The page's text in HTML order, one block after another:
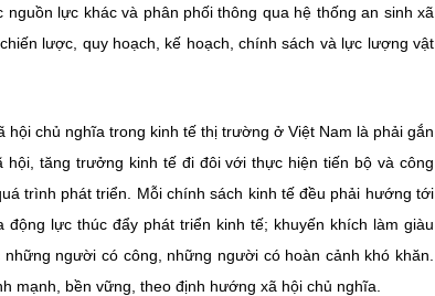
lực khác và phân phối thông qua hệ thống an sinh xã
lược, quy hoạch, kế hoạch, chính sách và lực lượng vật
chủ nghĩa trong kinh tế thị trường ở Việt Nam là phải gắn
tăng trưởng kinh tế đi đôi với thực hiện tiến bộ và công
trình phát triển. Mỗi chính sách kinh tế đều phải hướng tới
lực thúc đẩy phát triển kinh tế; khuyến khích làm giàu
người có công, những người có hoàn cảnh khó khăn.
mạnh, bền vững, theo định hướng xã hội chủ nghĩa.